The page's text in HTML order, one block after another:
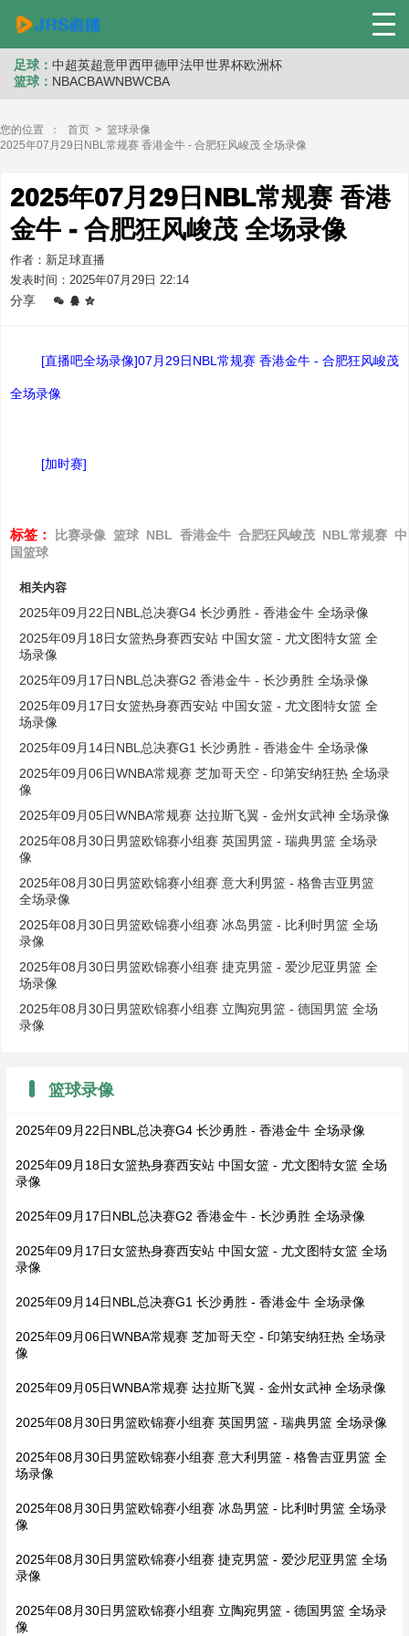
足球： 中超英超意甲西甲德甲法甲世界杯欧洲杯
篮球： NBACBAWNBWCBA
您的位置 ： 首页 > 篮球录像
2025年07月29日NBL常规赛 香港金牛 - 合肥狂风峻茂 全场录像
2025年07月29日NBL常规赛 香港
金牛 - 合肥狂风峻茂 全场录像
作者：新足球直播
发表时间：2025年07月29日 22:14
分享
[直播吧全场录像]07月29日NBL常规赛 香港金牛 - 合肥狂风峻茂
全场录像
[加时赛]
标签： 比赛录像 篮球 NBL 香港金牛 合肥狂风峻茂 NBL常规赛 中
国篮球
相关内容
2025年09月22日NBL总决赛G4 长沙勇胜 - 香港金牛 全场录像
2025年09月18日女篮热身赛西安站 中国女篮 - 尤文图特女篮 全
场录像
2025年09月17日NBL总决赛G2 香港金牛 - 长沙勇胜 全场录像
2025年09月17日女篮热身赛西安站 中国女篮 - 尤文图特女篮 全
场录像
2025年09月14日NBL总决赛G1 长沙勇胜 - 香港金牛 全场录像
2025年09月06日WNBA常规赛 芝加哥天空 - 印第安纳狂热 全场录
像
2025年09月05日WNBA常规赛 达拉斯飞翼 - 金州女武神 全场录像
2025年08月30日男篮欧锦赛小组赛 英国男篮 - 瑞典男篮 全场录
像
2025年08月30日男篮欧锦赛小组赛 意大利男篮 - 格鲁吉亚男篮
全场录像
2025年08月30日男篮欧锦赛小组赛 冰岛男篮 - 比利时男篮 全场
录像
2025年08月30日男篮欧锦赛小组赛 捷克男篮 - 爱沙尼亚男篮 全
场录像
2025年08月30日男篮欧锦赛小组赛 立陶宛男篮 - 德国男篮 全场
录像
篮球录像
2025年09月22日NBL总决赛G4 长沙勇胜 - 香港金牛 全场录像
2025年09月18日女篮热身赛西安站 中国女篮 - 尤文图特女篮 全场
录像
2025年09月17日NBL总决赛G2 香港金牛 - 长沙勇胜 全场录像
2025年09月17日女篮热身赛西安站 中国女篮 - 尤文图特女篮 全场
录像
2025年09月14日NBL总决赛G1 长沙勇胜 - 香港金牛 全场录像
2025年09月06日WNBA常规赛 芝加哥天空 - 印第安纳狂热 全场录
像
2025年09月05日WNBA常规赛 达拉斯飞翼 - 金州女武神 全场录像
2025年08月30日男篮欧锦赛小组赛 英国男篮 - 瑞典男篮 全场录像
2025年08月30日男篮欧锦赛小组赛 意大利男篮 - 格鲁吉亚男篮 全
场录像
2025年08月30日男篮欧锦赛小组赛 冰岛男篮 - 比利时男篮 全场录
像
2025年08月30日男篮欧锦赛小组赛 捷克男篮 - 爱沙尼亚男篮 全场
录像
2025年08月30日男篮欧锦赛小组赛 立陶宛男篮 - 德国男篮 全场录
像